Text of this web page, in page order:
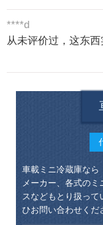
****d
从未评价过，这东
車載ミニ冷蔵庫なら
メーカー、各式の
スなどもとり扱っ
ひお問い合わせくだ